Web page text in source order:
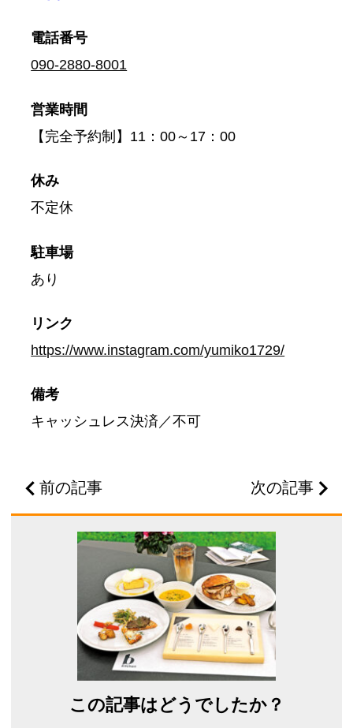
電話番号
090-2880-8001
営業時間
【完全予約制】11：00～17：00
休み
不定休
駐車場
あり
リンク
https://www.instagram.com/yumiko1729/
備考
キャッシュレス決済／不可
前の記事 次の記事
この記事はどうでしたか？